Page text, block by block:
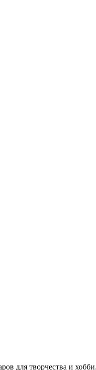
для творчества и хобби.